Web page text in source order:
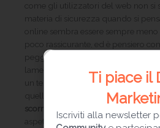
come gli utilizzatori del web non si
materia di sicurezza quando si
online sembra essere sempre meno
poco rassicurante, ed è pensiero
peggiorare di anno in anno. Sono
lamentano di essere stati truffati
un tentativo di truffa, così come
quelli che si sono trovati a dover
scorretti
a livello sessuale, politico
aspetto fisico.
Ti piace il
Iscriviti alla newsletter